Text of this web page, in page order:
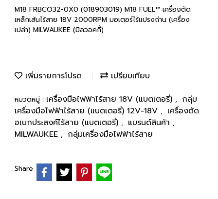
M18 FRBCO32-0X0 (018903019) M18 FUEL™ เครื่องตัด
เหล็กเส้นไร้สาย 18V 2000RPM มอเตอร์ไร้แปรงถ่าน (เครื่อง
เปล่า) MILWAUKEE (มิลวอคกี้)
เพิ่มรายการโปรด เปรียบเทียบ
หมวดหมู่ : เครื่องมือไฟฟ้าไร้สาย 18V (แบตเตอรี่) , กลุ่ม
เครื่องมือไฟฟ้าไร้สาย (แบตเตอรี่) 12V-18V , เครื่องตัด
อเนกประสงค์ไร้สาย (แบตเตอรี่) , แบรนด์สินค้า ,
MILWAUKEE , กลุ่มเครื่องมือไฟฟ้าไร้สาย
Share